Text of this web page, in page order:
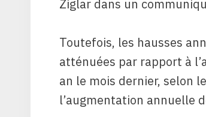
Ziglar dans un
Toutefois, les hausses
atténuées par rapport à
an le mois dernier, selon
l’augmentation annuelle